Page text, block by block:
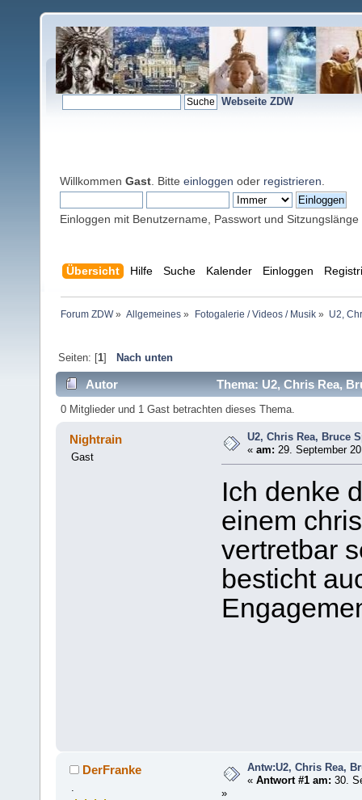
Webseite ZDW
Willkommen Gast . Bitte einloggen oder registrieren
Einloggen mit Benutzername, Passwort und Sitzungslänge
Übersicht Hilfe Suche Kalender Einloggen
Forum ZDW» Allgemeines » Fotogalerie / Videos / Musik» U2,
Seiten: [1] Nach unten
Autor Thema: U2, Chris Rea,
0 Mitglieder und 1 Gast betrachten dieses Thema.
Nightrain
Gast
U2, Chris Rea, Bruce
«am: 29. September
Ich denke
einem
vertretbar
besticht
DerFranke
Antw:U2, Chris Rea,
«Antwort #1 am: 30.
»